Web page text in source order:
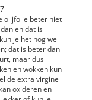
olijfolie beter niet
en dat is
je het nog wel
dat is beter dan
maar dus
en wokken kun
de extra virgine
oxideren en